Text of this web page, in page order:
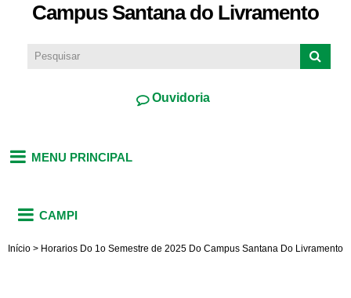
Campus Santana do Livramento
Ouvidoria
MENU PRINCIPAL
CAMPI
Início > Horarios Do 1o Semestre de 2025 Do Campus Santana Do Livramento